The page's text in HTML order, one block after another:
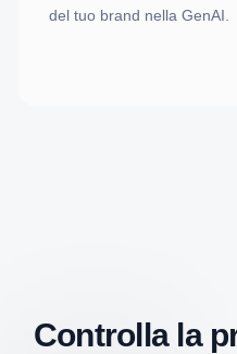
del tuo brand nella GenAI.
Controlla la